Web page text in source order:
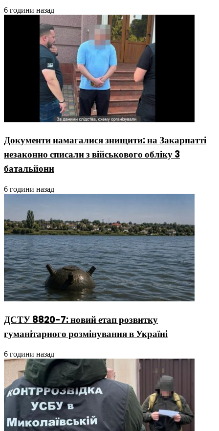
6 години назад
Документи намагалися знищити: на Закарпатті
незаконно списали з військового обліку 3
батальйони
6 години назад
ДСТУ 8820-7: новий етап розвитку
гуманітарного розмінування в Україні
6 години назад